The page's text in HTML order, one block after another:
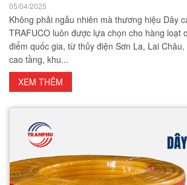
05/04/2025
Không phải ngẫu nhiên mà thương hiệu Dây
TRAFUCO luôn được lựa chọn cho hàng loạt
điểm quốc gia, từ thủy điện Sơn La, Lai
cao tầng, khu...
XEM THÊM